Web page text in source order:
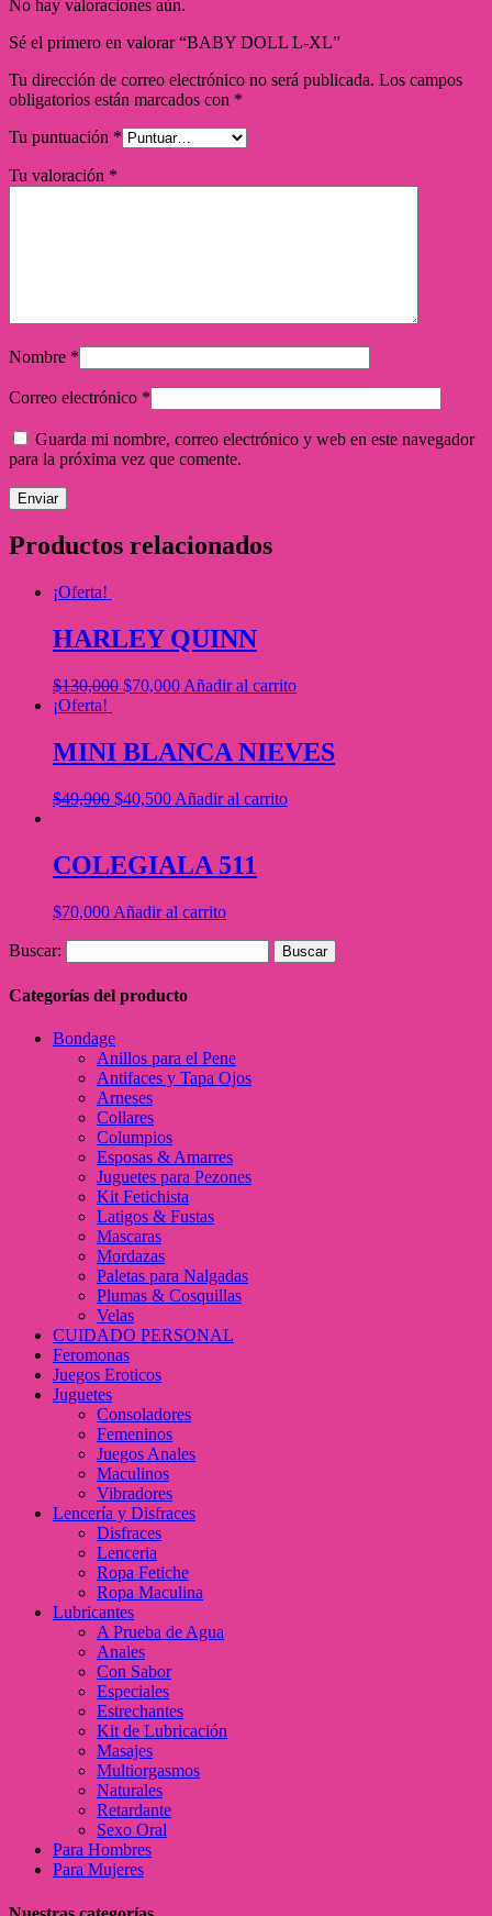
No hay valoraciones aún.
Sé el primero en valorar “BABY DOLL L-XL”
Tu dirección de correo electrónico no será publicada. Los campos
obligatorios están marcados con *
Tu puntuación *
Tu valoración *
Nombre *
Correo electrónico *
Guarda mi nombre, correo electrónico y web en este navegador
para la próxima vez que comente.
Productos relacionados
¡Oferta!
HARLEY QUINN
$130,000 $70,000 Añadir al carrito
¡Oferta!
MINI BLANCA NIEVES
$49,900 $40,500 Añadir al carrito
COLEGIALA 511
$70,000 Añadir al carrito
Buscar:
Categorías del producto
Bondage
Anillos para el Pene
Antifaces y Tapa Ojos
Arneses
Collares
Columpios
Esposas & Amarres
Juguetes para Pezones
Kit Fetichista
Latigos & Fustas
Mascaras
Mordazas
Paletas para Nalgadas
Plumas & Cosquillas
Velas
CUIDADO PERSONAL
Feromonas
Juegos Eroticos
Juguetes
Consoladores
Femeninos
Juegos Anales
Maculinos
Vibradores
Lencería y Disfraces
Disfraces
Lenceria
Ropa Fetiche
Ropa Maculina
Lubricantes
A Prueba de Agua
Anales
Con Sabor
Especiales
Estrechantes
Kit de Lubricación
Masajes
Multiorgasmos
Naturales
Retardante
Sexo Oral
Para Hombres
Para Mujeres